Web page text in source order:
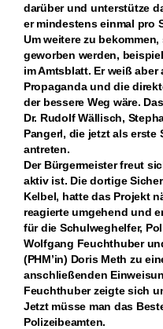
darüber und unterstütze
er mindestens einmal pro
Um weitere zu
geworben werden,
im Amtsblatt. Er weiß
Propaganda und die
der bessere Weg wäre.
Dr. Rudolf Wällisch,
Pangerl, die jetzt als
antreten.
Der Bürgermeister freut
aktiv ist. Die dortige
Kelbel, hatte das Projekt
reagierte umgehend und
für die Schulweghelfer,
Wolfgang Feuchthuber
(PHM’in) Doris Meth zu
anschließenden
Feuchthuber zeigte sich
Jetzt müsse man das
Polizeibeamten.